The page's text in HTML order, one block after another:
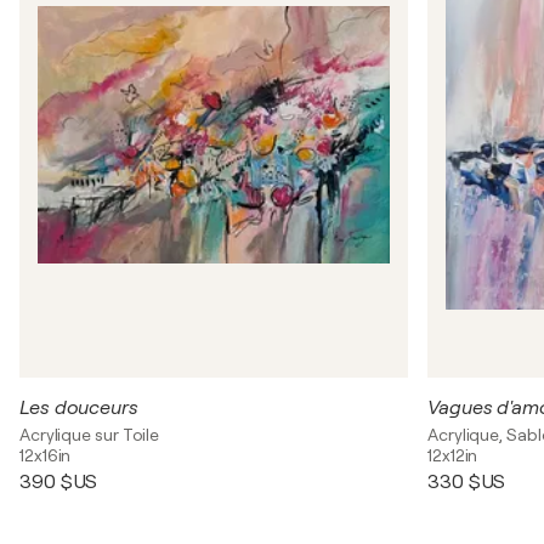
Les douceurs
Acrylique sur Toile
12x16in
390 $US
Acrylique,
12x12in
330 $US